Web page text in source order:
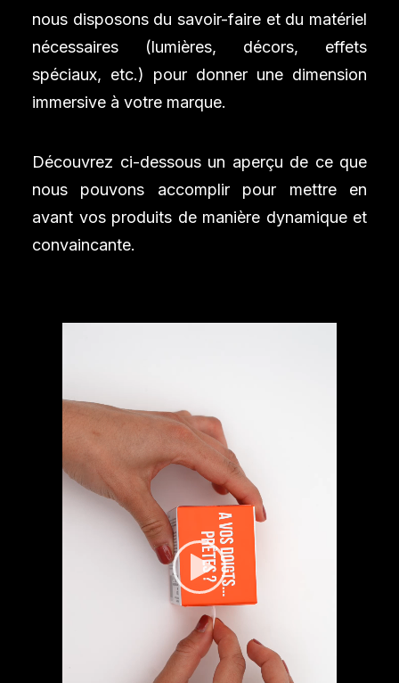
nous disposons du savoir-faire et du matériel
nécessaires (lumières, décors, effets
spéciaux, etc.) pour donner une dimension
immersive à votre marque.
Découvrez ci-dessous un aperçu de ce que
nous pouvons accomplir pour mettre en
avant vos produits de manière dynamique et
convaincante.